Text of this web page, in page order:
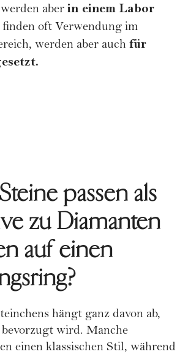
aber in einem Labor
finden oft Verwendung im
werden aber auch für
passen als
zu Diamanten
auf einen
hängt ganz davon ab,
wird. Manche
einen klassischen Stil, während